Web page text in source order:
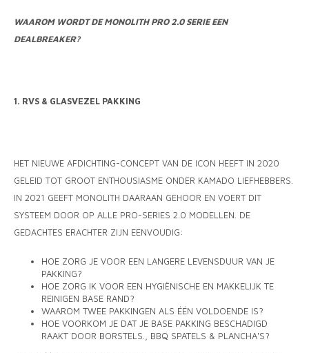
WAAROM WORDT DE MONOLITH PRO 2.0 SERIE EEN
DEALBREAKER?
1. RVS & GLASVEZEL PAKKING
HET NIEUWE AFDICHTING-CONCEPT VAN DE ICON HEEFT IN 2020
GELEID TOT GROOT ENTHOUSIASME ONDER KAMADO LIEFHEBBERS.
IN 2021 GEEFT MONOLITH DAARAAN GEHOOR EN VOERT DIT
SYSTEEM DOOR OP ALLE PRO-SERIES 2.0 MODELLEN. DE
GEDACHTES ERACHTER ZIJN EENVOUDIG:
HOE ZORG JE VOOR EEN LANGERE LEVENSDUUR VAN JE
PAKKING?
HOE ZORG IK VOOR EEN HYGIËNISCHE EN MAKKELIJK TE
REINIGEN BASE RAND?
WAAROM TWEE PAKKINGEN ALS ÉÉN VOLDOENDE IS?
HOE VOORKOM JE DAT JE BASE PAKKING BESCHADIGD
RAAKT DOOR BORSTELS., BBQ SPATELS & PLANCHA'S?